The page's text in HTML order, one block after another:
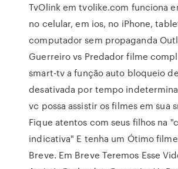
TvOlink em tvolike.com funciona
no celular, em ios, no iPhone,
computador sem propaganda
Guerreiro vs Predador filme
smart-tv a função auto bloqueio
desativada por tempo
vc possa assistir os filmes em sua
Fique atentos com seus filhos na
indicativa" E tenha um Ótimo
Breve. Em Breve Teremos Esse